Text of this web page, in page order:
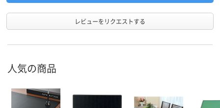
レビューをリクエストする
人気の商品